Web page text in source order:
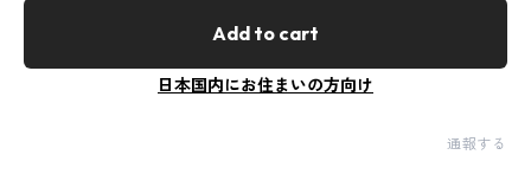
Add to cart
日本国内にお住まいの方向け
通報する